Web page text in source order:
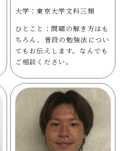
大学：東京大学文科三類
ひとこと：問題の解き方はも
ちろん、普段の勉強法につい
てもお伝えします。なんでも
ご相談ください。